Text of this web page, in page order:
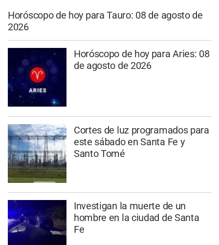
Horóscopo de hoy para Tauro: 08 de agosto de
2026
Horóscopo de hoy para Aries: 08
de agosto de 2026
Cortes de luz programados para
este sábado en Santa Fe y
Santo Tomé
Investigan la muerte de un
hombre en la ciudad de Santa
Fe